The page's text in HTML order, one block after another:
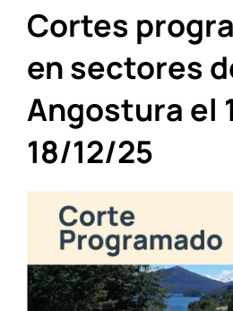
Cortes
en sectores
Angostura el
18/12/25